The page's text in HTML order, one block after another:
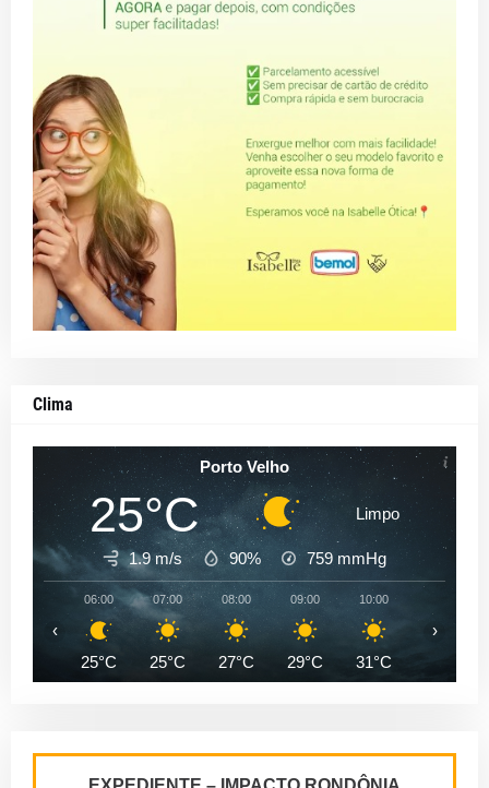
Clima
Porto Velho
25°C Limpo
1.9 m/s 90% 759 mmHg
06:00
25°C
07:00
25°C
08:00
27°C
09:00
29°C
10:00
31°C
‹ ›